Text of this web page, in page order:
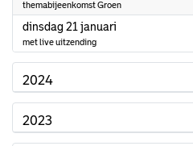
themabijeenkomst Groen
dinsdag 21 januari
met live uitzending
2024
2023